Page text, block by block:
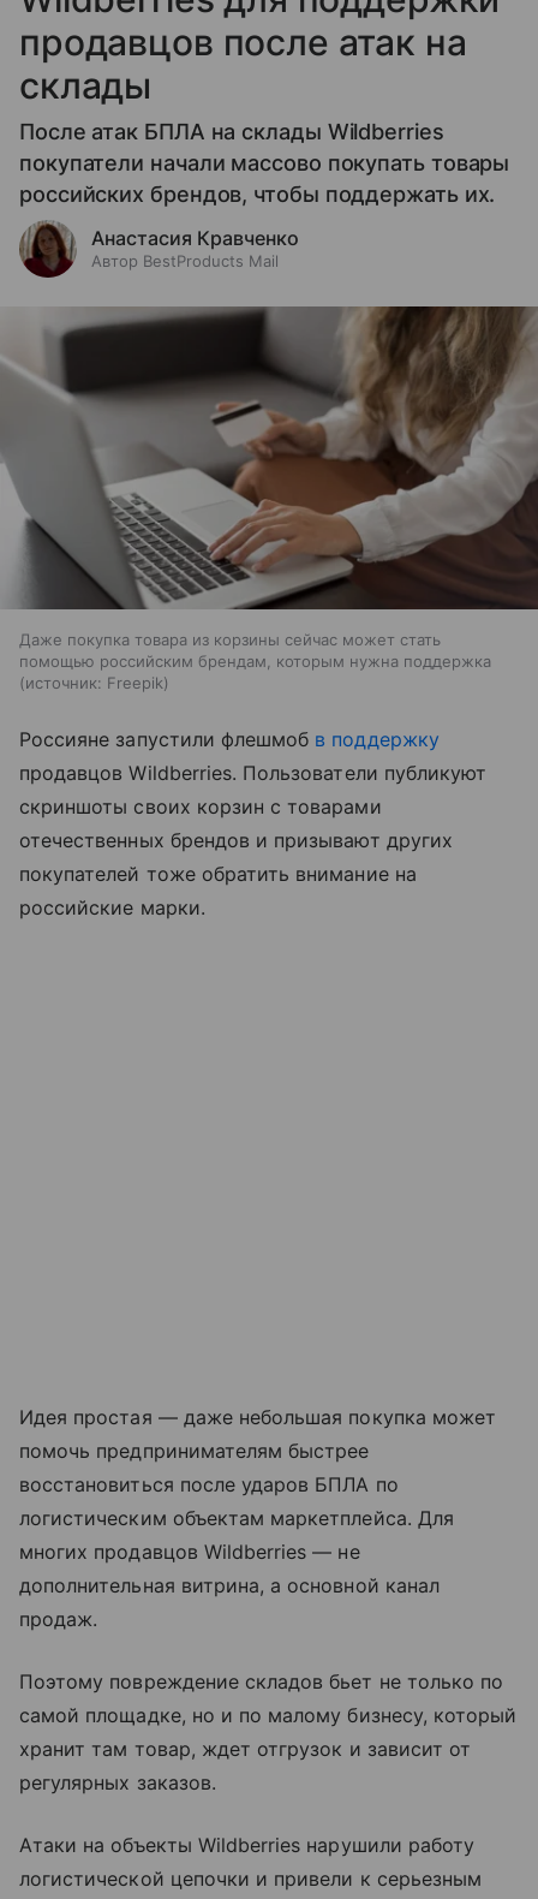
продавцов после атак на
склады
После атак БПЛА на склады Wildberries
покупатели начали массово покупать товары
российских брендов, чтобы поддержать их.
Анастасия Кравченко
Автор BestProducts Mail
Даже покупка товара из корзины сейчас может стать
помощью российским брендам, которым нужна поддержка
источник: Freepik
Россияне запустили флешмоб в поддержку
продавцов Wildberries. Пользователи публикуют
скриншоты своих корзин с товарами
отечественных брендов и призывают других
покупателей тоже обратить внимание на
российские марки.
Идея простая — даже небольшая покупка может
помочь предпринимателям быстрее
восстановиться после ударов БПЛА по
логистическим объектам маркетплейса. Для
многих продавцов Wildberries — не
дополнительная витрина, а основной канал
продаж.
Поэтому повреждение складов бьет не только по
самой площадке, но и по малому бизнесу, который
хранит там товар, ждет отгрузок и зависит от
регулярных заказов.
Атаки на объекты Wildberries нарушили работу
логистической цепочки и привели к серьезным